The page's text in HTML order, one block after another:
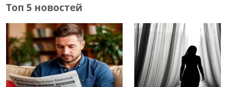
Топ 5 новостей